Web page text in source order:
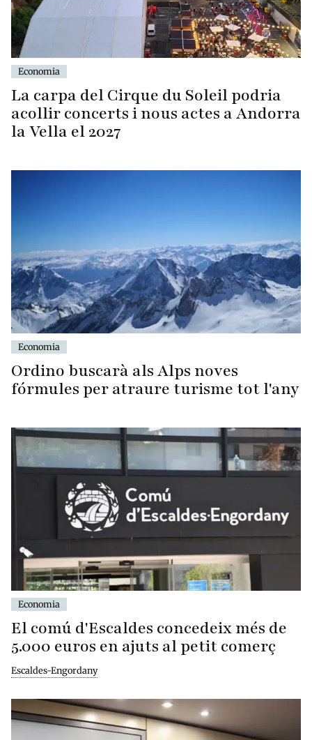
Economia
La carpa del Cirque du Soleil podria
acollir concerts i nous actes a Andorra
la Vella el 2027
Economia
Ordino buscarà als Alps noves
fórmules per atraure turisme tot l'any
Economia
El comú d'Escaldes concedeix més de
5.000 euros en ajuts al petit comerç
Escaldes-Engordany